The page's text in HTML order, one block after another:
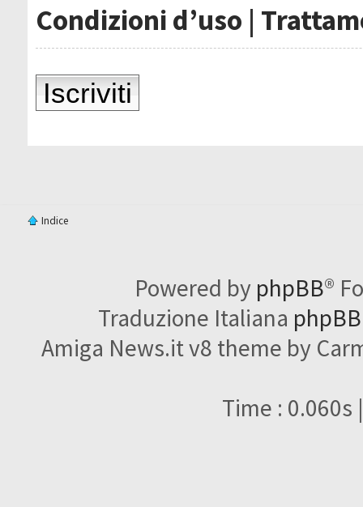
Condizioni d’uso |
Iscriviti
Indice
Powered by phpBB®
Traduzione Italiana
Amiga News.it v8 theme by
Time : 0.060s